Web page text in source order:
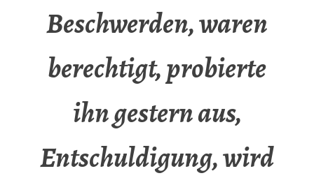
Beschwerden, waren
berechtigt, probierte
ihn gestern aus,
Entschuldigung, wird